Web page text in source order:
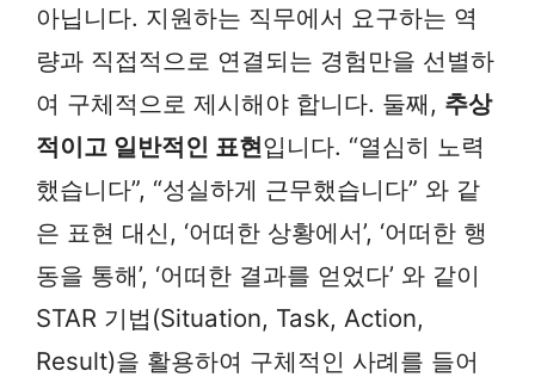
아닙니다. 지원하는 직무에서 요구하는 역
량과 직접적으로 연결되는 경험만을 선별하
여 구체적으로 제시해야 합니다. 둘째, 추상
적이고 일반적인 표현입니다. “열심히 노력
했습니다”, “성실하게 근무했습니다” 와 같
은 표현 대신, ‘어떠한 상황에서’, ‘어떠한 행
동을 통해’, ‘어떠한 결과를 얻었다’ 와 같이
STAR 기법(Situation, Task, Action,
Result)을 활용하여 구체적인 사례를 들어